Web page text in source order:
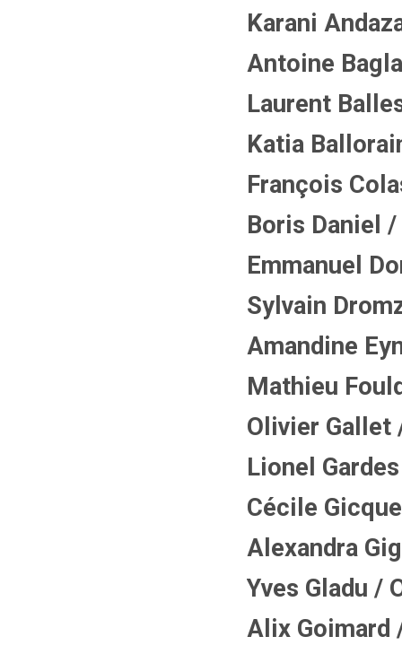
Karani
Antoine
Laurent
Katia
François
Boris Daniel
Emmanuel
Sylvain
Amandine
Mathieu
Olivier Gallet
Lionel
Cécile
Alexandra
Yves Gladu /
Alix Goimard